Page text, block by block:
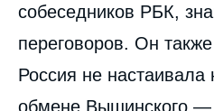
собеседников РБК,
переговоров. Он
Россия не настаивала
обмене Вышинского